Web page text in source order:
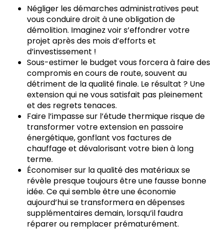
Négliger les démarches administratives peut
vous conduire droit à une obligation de
démolition. Imaginez voir s’effondrer votre
projet après des mois d’efforts et
d’investissement !
Sous-estimer le budget vous forcera à faire des
compromis en cours de route, souvent au
détriment de la qualité finale. Le résultat ? Une
extension qui ne vous satisfait pas pleinement
et des regrets tenaces.
Faire l’impasse sur l’étude thermique risque de
transformer votre extension en passoire
énergétique, gonflant vos factures de
chauffage et dévalorisant votre bien à long
terme.
Économiser sur la qualité des matériaux se
révèle presque toujours être une fausse bonne
idée. Ce qui semble être une économie
aujourd’hui se transformera en dépenses
supplémentaires demain, lorsqu’il faudra
réparer ou remplacer prématurément.